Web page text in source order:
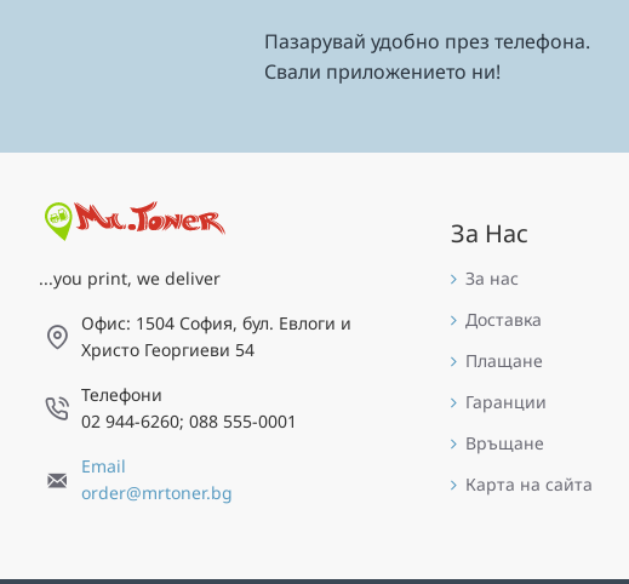
Пазарувай удобно през телефона.
Свали приложението ни!
...you print, we deliver
Офис: 1504 София, бул. Евлоги и
Христо Георгиеви 54
Телефони
02 944-6260; 088 555-0001
Email
order@mrtoner.bg
За Нас
За нас
Доставка
Плащане
Гаранции
Връщане
Карта на сайта